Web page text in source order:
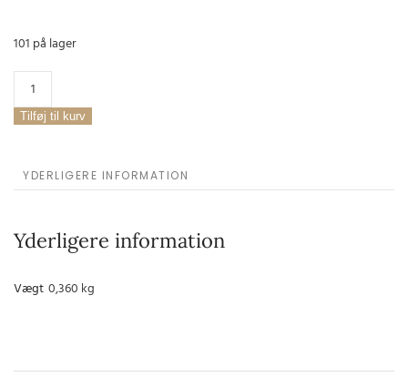
101 på lager
Biodynamiske
Wienerpølser
OKSE
antal
Tilføj til kurv
YDERLIGERE INFORMATION
Yderligere information
Vægt 0,360 kg